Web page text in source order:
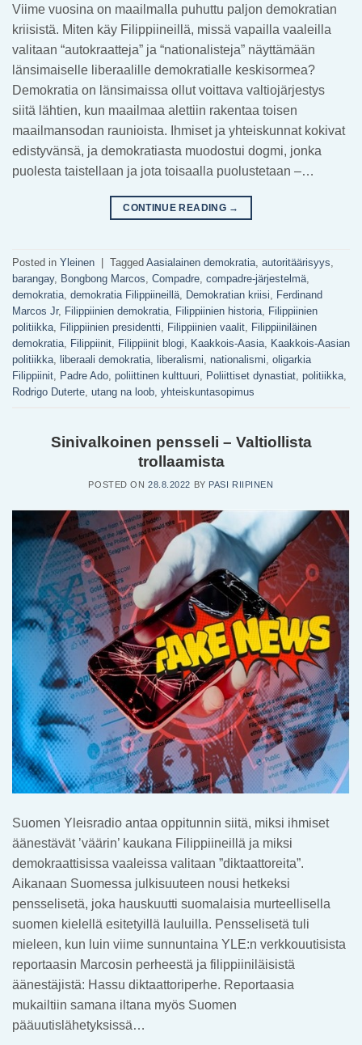
Viime vuosina on maailmalla puhuttu paljon demokratian
kriisistä. Miten käy Filippiineillä, missä vapailla vaaleilla
valitaan “autokraatteja” ja “nationalisteja” näyttämään
länsimaiselle liberaalille demokratialle keskisormea?
Demokratia on länsimaissa ollut voittava valtiojärjestys
siitä lähtien, kun maailmaa alettiin rakentaa toisen
maailmansodan raunioista. Ihmiset ja yhteiskunnat kokivat
edistyvänsä, ja demokratiasta muodostui dogmi, jonka
puolesta taistellaan ja jota toisaalla puolustetaan –…
CONTINUE READING →
Posted in Yleinen Tagged Aasialainen demokratia, autoritäärisyys,
barangay, Bongbong Marcos, Compadre, compadre-järjestelmä,
demokratia, demokratia Filippiineillä, Demokratian kriisi, Ferdinand
Marcos Jr, Filippiinien demokratia, Filippiinien historia, Filippiinien
politiikka, Filippiinien presidentti, Filippiinien vaalit, Filippiiniläinen
demokratia, Filippiinit, Filippiinit blogi, Kaakkois-Aasia, Kaakkois-Aasian
politiikka, liberaali demokratia, liberalismi, nationalismi, oligarkia
Filippiinit, Padre Ado, poliittinen kulttuuri, Poliittiset dynastiat, politiikka,
Rodrigo Duterte, utang na loob, yhteiskuntasopimus
Sinivalkoinen pensseli – Valtiollista
trollaamista
POSTED ON28.8.2022 BY PASI RIIPINEN
Suomen Yleisradio antaa oppitunnin siitä, miksi ihmiset
äänestävät ’väärin’ kaukana Filippiineillä ja miksi
demokraattisissa vaaleissa valitaan ”diktaattoreita”.
Aikanaan Suomessa julkisuuteen nousi hetkeksi
pensselisetä, joka hauskuutti suomalaisia murteellisella
suomen kielellä esitetyillä lauluilla. Pensselisetä tuli
mieleen, kun luin viime sunnuntaina YLE:n verkkouutisista
reportaasin Marcosin perheestä ja filippiiniläisistä
äänestäjistä: Hassu diktaattoriperhe. Reportaasia
mukailtiin samana iltana myös Suomen
pääuutislähetyksissä…